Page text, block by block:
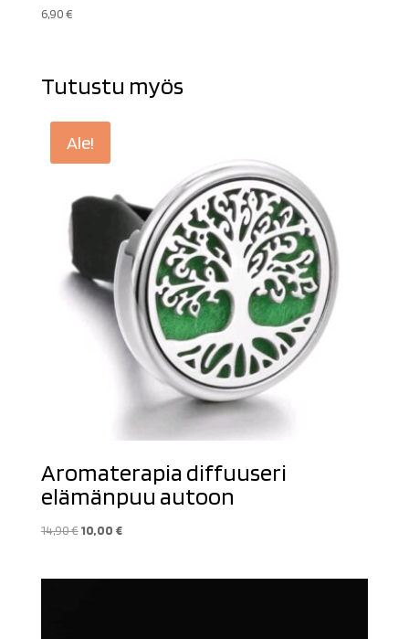
6,90€
Tutustu myös
Ale!
Aromaterapia diffuuseri
elämänpuu autoon
14,90€ Alkuperäinen
10,00 €Nykyinen